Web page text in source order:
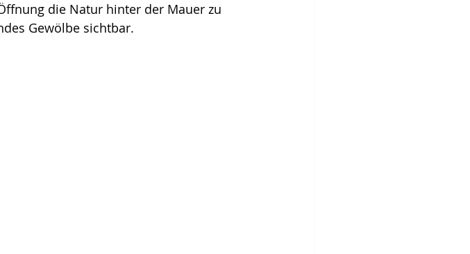
die Natur hinter der Mauer zu
Gewölbe sichtbar.